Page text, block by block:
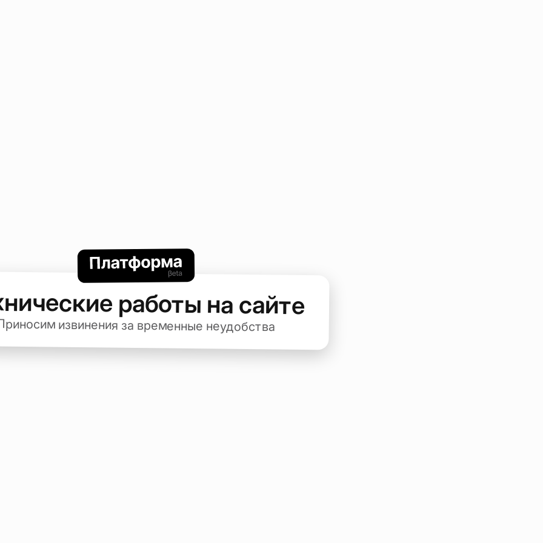
работы на сайте
извинения за временные неудобства